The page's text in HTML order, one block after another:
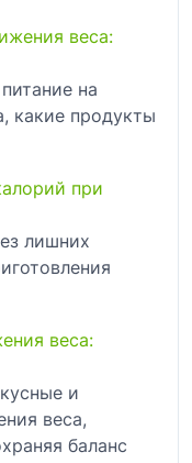
веса:
на
какие продукты
при
лишних
веса:
и
веса,
баланс